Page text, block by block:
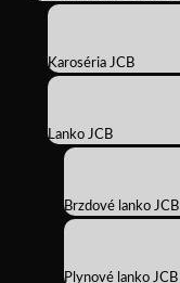
Karoséria JCB
Lanko JCB
Brzdové lanko JCB
Plynové lanko JCB